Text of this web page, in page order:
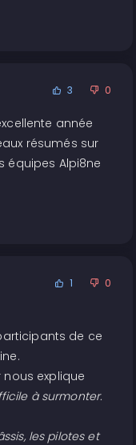
3 0
année
résumés sur
équipes Alpi8ne
1 0
de ce
explique
à surmonter.
les pilotes et